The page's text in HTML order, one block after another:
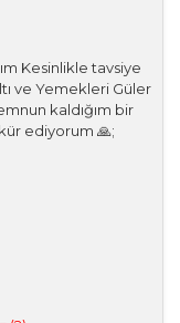
Kesinlikle tavsiye
ve Yemekleri Güler
kaldığım bir
ediyorum 🙏;